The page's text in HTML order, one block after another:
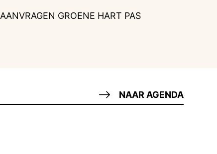
AANVRAGEN GROENE HART PAS
NAAR AGENDA